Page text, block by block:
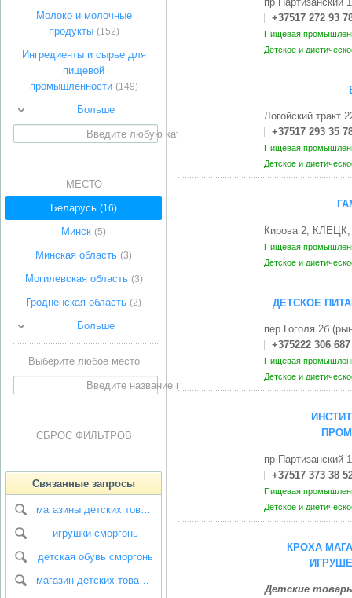
Молоко и молочные
продукты (152)
Ингредиенты и сырье для
пищевой
промышленности (149)
Больше
МЕСТО
Беларусь (16)
Минск (5)
Минская область (3)
Могилевская область (3)
Гродненская область (2)
Больше
Выберите любое место
СБРОС ФИЛЬТРОВ
Связанные запросы
магазины детских товаров сморгонь
игрушки сморгонь
детская обувь сморгонь
магазин детских товаров сморгонь
+37517 272 93
Пищевая
Детское и
Логойский тракт
+37517 293 35
Пищевая
Детское и
Кирова 2, КЛЕЦК,
Пищевая
Детское и
ДЕТСКОЕ
пер Гоголя 2б
+375222 306 687
Пищевая
Детское и
пр
+37517 373 38
Пищевая
Детское и
КРОХА
Детские